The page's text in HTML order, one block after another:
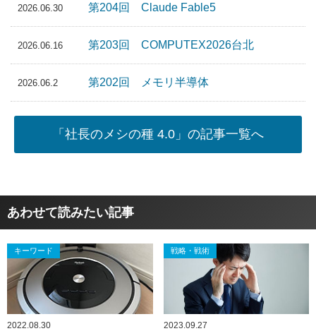
2026.06.30 第204回 Claude Fable5
2026.06.16 第203回 COMPUTEX2026台北
2026.06.2 第202回 メモリ半導体
「社長のメシの種 4.0」の記事一覧へ
あわせて読みたい記事
キーワード
2022.08.30
戦略・戦術
2023.09.27